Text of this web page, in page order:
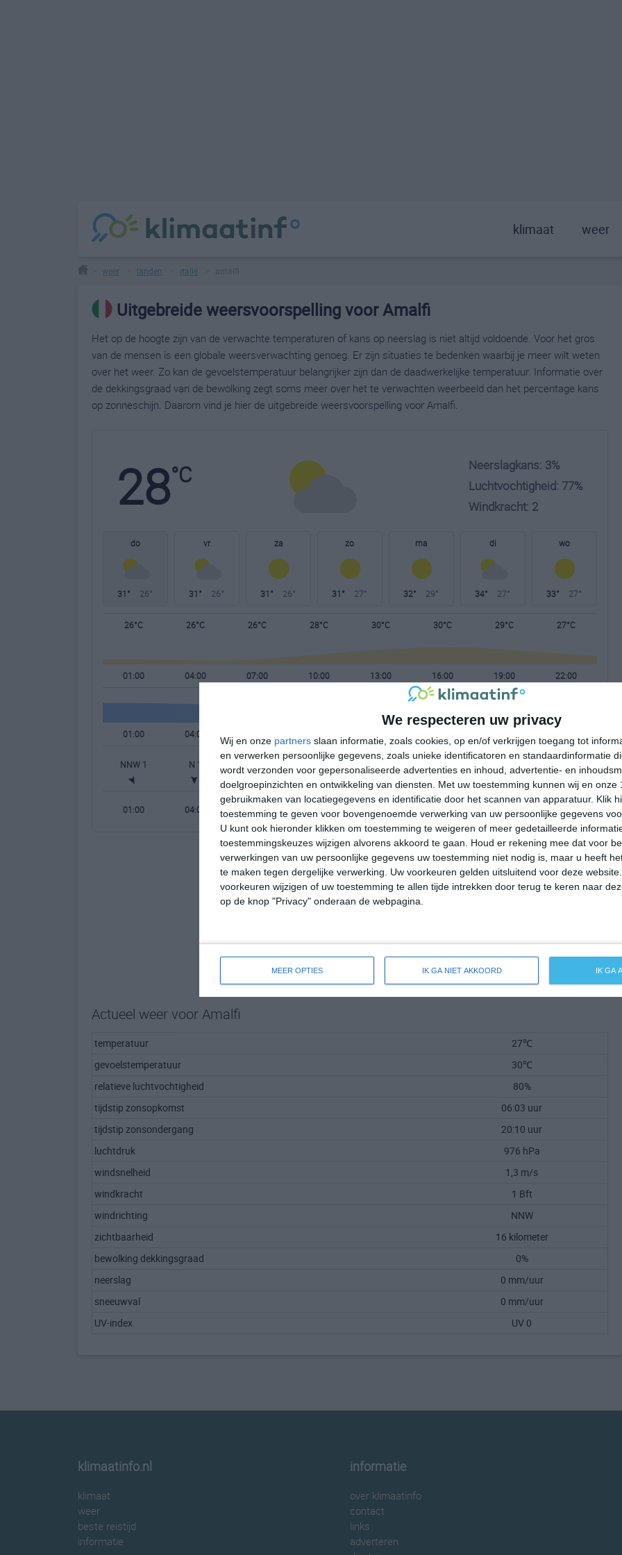
We respecteren uw privacy
Wij en onze partners slaan informatie, zoals cookies, op en/of verkrijgen toegang tot
en verwerken persoonlijke gegevens, zoals unieke identificatoren en standaardinformatie
wordt verzonden voor gepersonaliseerde advertenties en inhoud, advertentie- en
doelgroepinzichten en ontwikkeling van diensten.
Met uw toestemming kunnen wij en onze
gebruikmaken van locatiegegevens en identificatie door het scannen van apparatuur. Klik
toestemming te geven voor bovengenoemde verwerking van uw persoonlijke gegevens
U kunt ook hieronder klikken om toestemming te weigeren of meer gedetailleerde
toestemmingskeuzes wijzigen alvorens akkoord te gaan.
Houd er rekening mee dat voor
verwerkingen van uw persoonlijke gegevens uw toestemming niet nodig is, maar u heeft
te maken tegen dergelijke verwerking. Uw voorkeuren gelden uitsluitend voor deze
voorkeuren wijzigen of uw toestemming te allen tijde intrekken door terug te keren naar
op de knop "Privacy" onderaan de webpagina.
MEER OPTIES IK GA NIET AKKOORD IK GA
klimaat weer
weer landen italië
Uitgebreide weersvoorspelling voor Amalfi
Het op de hoogte zijn van de verwachte temperaturen of kans op neerslag is niet altijd voldoende. Voor het gros
van de mensen is een globale weersverwachting genoeg. Er zijn situaties te bedenken waarbij je meer wilt weten
over het weer. Zo kan de gevoelstemperatuur belangrijker zijn dan de daadwerkelijke temperatuur. Informatie over
de dekkingsgraad van de bewolking zegt soms meer over het te verwachten weerbeeld dan het percentage kans
op zonneschijn. Daarom vind je hier de uitgebreide weersvoorspelling voor Amalfi.
28°C
Neerslagkans: 3%
Luchtvochtigheid: 77%
Windkracht: 2
do
31° 26°
vr
31° 26°
za
31° 26°
zo
31° 27°
ma
32° 29°
di
34° 27°
wo
33° 27°
26°C 26°C 26°C 28°C 30°C 30°C 29°C 27°C
01:00 04:00 07:00 10:00 13:00 16:00 19:00 22:00
01:00 04:00
NNW 1 N 1 ZW 1 WZW 2 WNW 3 NW 2 NNW 2
01:00 04:00 07:00 16:00
Actueel weer voor Amalfi
temperatuur
27℃
gevoelstemperatuur
30℃
relatieve luchtvochtigheid
80%
tijdstip zonsopkomst
06:03 uur
tijdstip zonsondergang
20:10 uur
luchtdruk
976 hPa
windsnelheid
1,3 m/s
windkracht
1 Bft
windrichting
NNW
zichtbaarheid
16 kilometer
bewolking dekkingsgraad
0%
neerslag
0 mm/uur
sneeuwval
0 mm/uur
UV-index
UV 0
klimaatinfo.nl
klimaat
weer
beste reistijd
informatie
informatie
over klimaatinfo
contact
links
adverteren